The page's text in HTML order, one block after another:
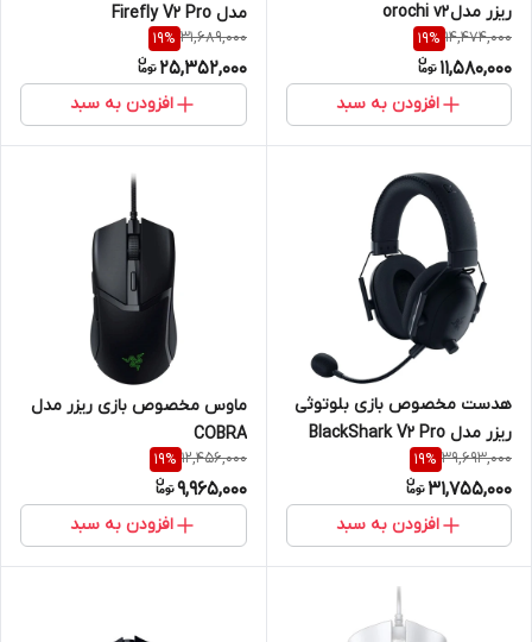
ریزر مدل orochi v2
14,474,000
19%
11,580,000
افزودن به سبد
مدل Firefly V2 Pro
31,689,000
19%
25,352,000
افزودن به سبد
هدست مخصوص بازی بلوتوثی
ریزر مدل BlackShark V2 Pro
39,693,000
19%
31,755,000
افزودن به سبد
ماوس مخصوص بازی ریزر مدل
COBRA
12,456,000
19%
9,965,000
افزودن به سبد